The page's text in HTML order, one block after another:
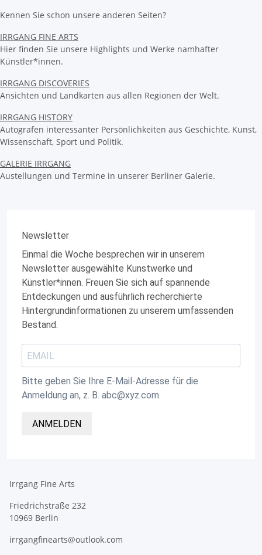
Kennen Sie schon unsere anderen Seiten?
IRRGANG FINE ARTS
Hier finden Sie unsere Highlights und Werke namhafter
Künstler*innen.
IRRGANG DISCOVERIES
Ansichten und Landkarten aus allen Regionen der Welt.
IRRGANG HISTORY
Autografen interessanter Persönlichkeiten aus Geschichte, Kunst,
Wissenschaft, Sport und Politik.
GALERIE IRRGANG
Austellungen und Termine in unserer Berliner Galerie.
Newsletter
Einmal die Woche besprechen wir in unserem
Newsletter ausgewählte Kunstwerke und
Künstler*innen. Freuen Sie sich auf spannende
Entdeckungen und ausführlich recherchierte
Hintergrundinformationen zu unserem umfassenden
Bestand.
Bitte geben Sie Ihre E-Mail-Adresse für die
Anmeldung an, z. B. abc@xyz.com.
ANMELDEN
Irrgang Fine Arts
Friedrichstraße 232
10969 Berlin
irrgangfinearts@outlook.com